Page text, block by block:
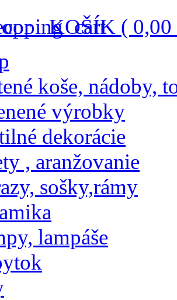
KOŠÍK ( 0,00
koše, nádoby,
výrobky
dekorácie
, aranžovanie
sošky,rámy
lampáše